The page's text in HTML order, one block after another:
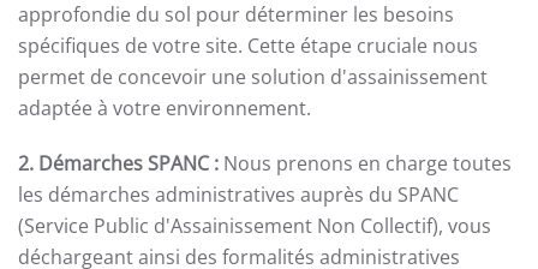
approfondie du sol pour déterminer les besoins
spécifiques de votre site. Cette étape cruciale nous
permet de concevoir une solution d'assainissement
adaptée à votre environnement.
2. Démarches SPANC : Nous prenons en charge toutes
les démarches administratives auprès du SPANC
(Service Public d'Assainissement Non Collectif), vous
déchargeant ainsi des formalités administratives